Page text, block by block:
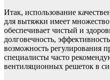
Итак, использование
для вытяжки имеет
обеспечивает чистый и
долговечность,
возможность регулирования
специалисты часто
вентиляционных решеток в